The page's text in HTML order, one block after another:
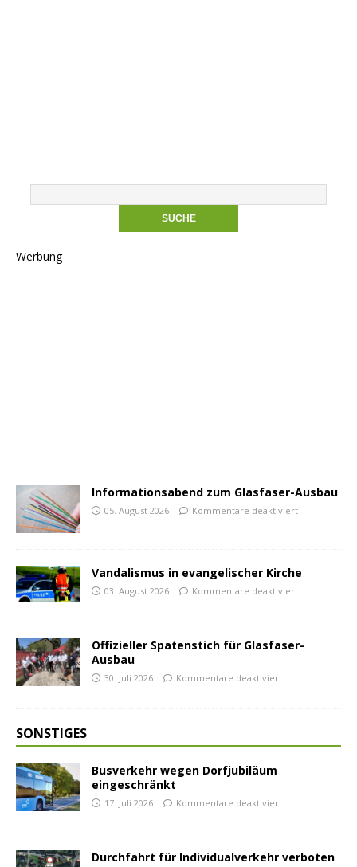
Werbung
Informationsabend zum Glasfaser-Ausbau
05. August 2026 Kommentare deaktiviert
Vandalismus in evangelischer Kirche
03. August 2026 Kommentare deaktiviert
Offizieller Spatenstich für Glasfaser-
Ausbau
30. Juli 2026 Kommentare deaktiviert
SONSTIGES
Busverkehr wegen Dorfjubiläum
eingeschränkt
17. Juli 2026 Kommentare deaktiviert
Durchfahrt für Individualverkehr verboten